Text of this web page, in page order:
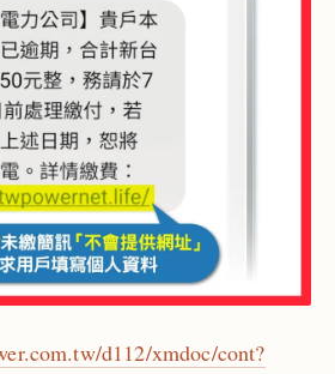
d112/xmdoc/cont?